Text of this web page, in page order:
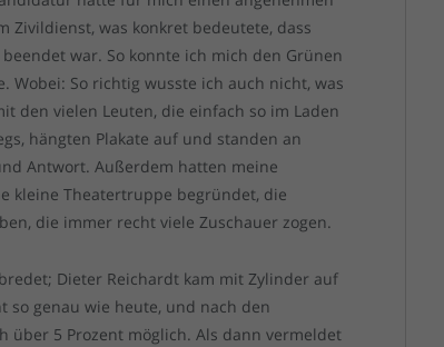
Zivildienst, was konkret bedeutete, dass
war. So konnte ich mich den Grünen
Wobei: So richtig wusste ich auch nicht, was
den vielen Leuten, die einfach so im Laden
hängten Plakate auf und standen an
Antwort. Außerdem hatten meine
kleine Theatertruppe begründet, die
die immer recht viele Zuschauer zogen.
Dieter Reichardt kam mit Zylinder auf
so genau wie heute, und nach den
über 5 Prozent möglich. Als dann vermeldet